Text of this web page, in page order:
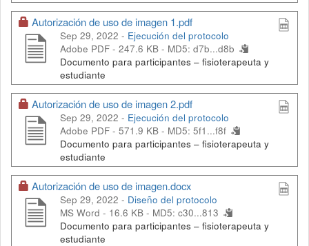
Autorización de uso de imagen 1.pdf
Sep 29, 2022 - Ejecución del protocolo
Adobe PDF - 247.6 KB - MD5: d7b...d8b
Documento para participantes – fisioterapeuta y
estudiante
Autorización de uso de imagen 2.pdf
Sep 29, 2022 - Ejecución del protocolo
Adobe PDF - 571.9 KB - MD5: 5f1...f8f
Documento para participantes – fisioterapeuta y
estudiante
Autorización de uso de imagen.docx
Sep 29, 2022 - Diseño del protocolo
MS Word - 16.6 KB - MD5: c30...813
Documento para participantes – fisioterapeuta y
estudiante